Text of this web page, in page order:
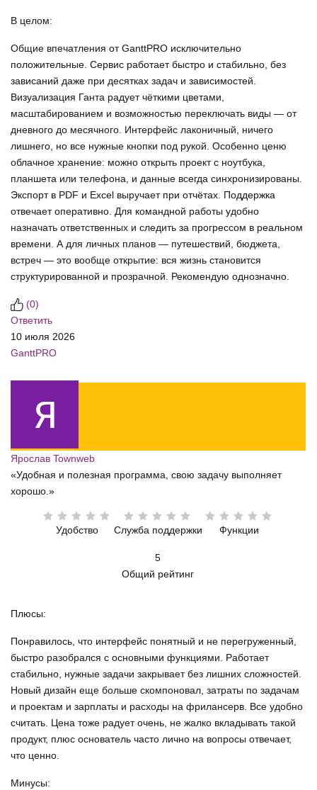
В целом:
Общие впечатления от GanttPRO исключительно
положительные. Сервис работает быстро и стабильно, без
зависаний даже при десятках задач и зависимостей.
Визуализация Ганта радует чёткими цветами,
масштабированием и возможностью переключать виды — от
дневного до месячного. Интерфейс лаконичный, ничего
лишнего, но все нужные кнопки под рукой. Особенно ценю
облачное хранение: можно открыть проект с ноутбука,
планшета или телефона, и данные всегда синхронизированы.
Экспорт в PDF и Excel выручает при отчётах. Поддержка
отвечает оперативно. Для командной работы удобно
назначать ответственных и следить за прогрессом в реальном
времени. А для личных планов — путешествий, бюджета,
встреч — это вообще открытие: вся жизнь становится
структурированной и прозрачной. Рекомендую однозначно.
(0)
Ответить
10 июля 2026
GanttPRO
Ярослав Townweb
«Удобная и полезная программа, свою задачу выполняет
хорошо.»
Удобство Служба поддержки Функции
5
Общий рейтинг
Плюсы:
Понравилось, что интерфейс понятный и не перегруженный,
быстро разобрался с основными функциями. Работает
стабильно, нужные задачи закрывает без лишних сложностей.
Новый дизайн еще больше скомпоновал, затраты по задачам
и проектам и зарплаты и расходы на фрилансерв. Все удобно
считать. Цена тоже радует очень, не жалко вкладывать такой
продукт, плюс основатель часто лично на вопросы отвечает,
что ценно.
Минусы: